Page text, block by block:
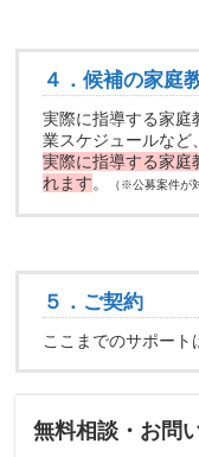
４．候補の家庭
実際に指導する家庭
業スケジュールなど
実際に指導する家庭
れます。 （※公募案件が
５．ご契約
ここまでのサポート
無料相談・お問